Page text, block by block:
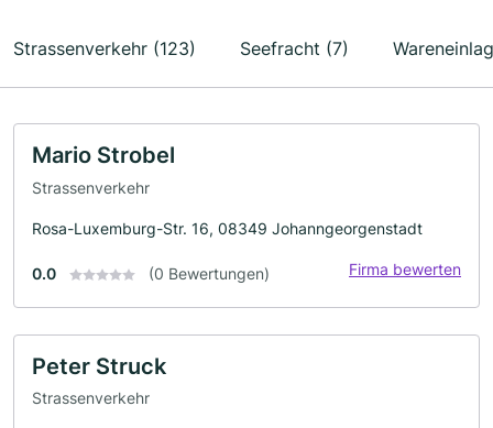
Strassenverkehr (123) Seefracht (7)
Mario Strobel
Strassenverkehr
Rosa-Luxemburg-Str. 16, 08349 Johanngeorgenstadt
0.0 (0 Bewertungen) Firma bewerten
Peter Struck
Strassenverkehr